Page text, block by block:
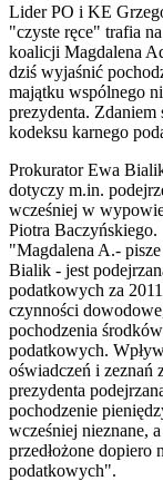
Lider PO i KE
"czyste ręce" trafia
koalicji Magdalena
dziś wyjaśnić
majątku wspólnego
prezydenta. Zdaniem
kodeksu karnego
Prokurator Ewa
dotyczy m.in.
wcześniej w
Piotra Baczyńskiego.
"Magdalena A.-
Bialik - jest
podatkowych za
czynności
pochodzenia
podatkowych.
oświadczeń i zeznań
prezydenta
pochodzenie
wcześniej nieznane,
przedłożone dopiero
podatkowych".